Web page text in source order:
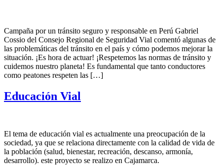
Campaña por un tránsito seguro y responsable en Perú Gabriel
Cossio del Consejo Regional de Seguridad Vial comentó algunas de
las problemáticas del tránsito en el país y cómo podemos mejorar la
situación. ¡Es hora de actuar! ¡Respetemos las normas de tránsito y
cuidemos nuestro planeta! Es fundamental que tanto conductores
como peatones respeten las […]
Educación Vial
El tema de educación vial es actualmente una preocupación de la
sociedad, ya que se relaciona directamente con la calidad de vida de
la población (salud, bienestar, recreación, descanso, armonía,
desarrollo). este proyecto se realizo en Cajamarca.